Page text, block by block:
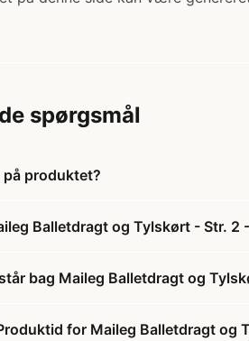
spørgsmål
på produktet?
Balletdragt og Tylskørt - Str. 2
bag Maileg Balletdragt og
for Maileg Balletdragt og